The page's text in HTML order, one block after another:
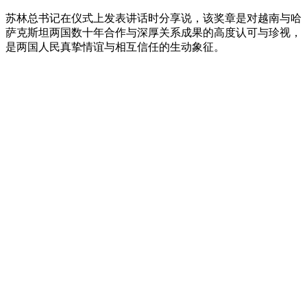
苏林总书记在仪式上发表讲话时分享说，该奖章是对越南与哈
萨克斯坦两国数十年合作与深厚关系成果的高度认可与珍视，
是两国人民真挚情谊与相互信任的生动象征。